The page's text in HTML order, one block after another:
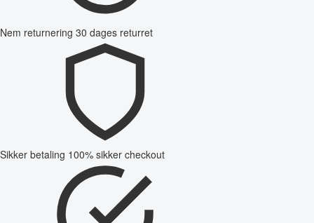
Nem returnering 30 dages returret
Sikker betaling 100% sikker checkout